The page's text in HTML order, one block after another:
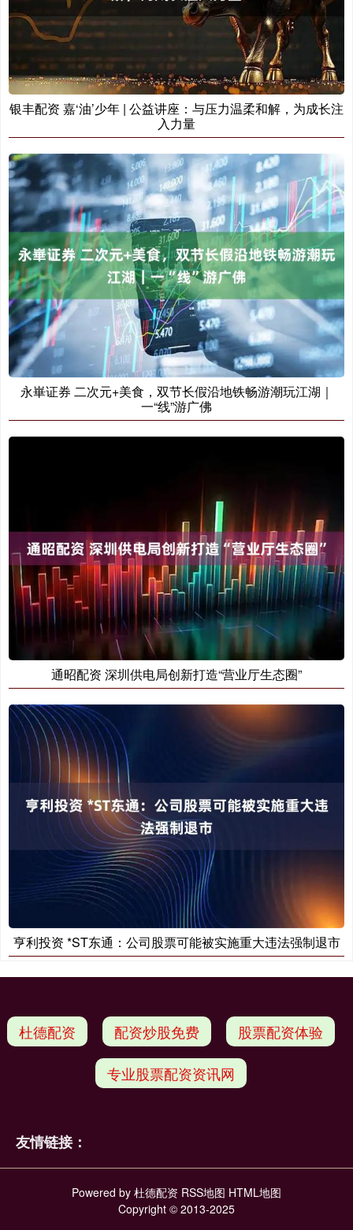
银丰配资 嘉‘油’少年 | 公益讲座：与压力温柔和解，为成长注
入力量
永崋证券 二次元+美食，双节长假沿地铁畅游潮玩江湖｜
一“线”游广佛
通昭配资 深圳供电局创新打造“营业厅生态圈”
亨利投资 *ST东通：公司股票可能被实施重大违法强制退市
杜德配资 配资炒股免费 股票配资体验
专业股票配资资讯网
友情链接：
Powered by 杜德配资 RSS地图 HTML地图
Copyright © 2013-2025